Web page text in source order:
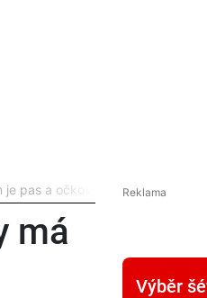
pas a očkování
má
Výběr